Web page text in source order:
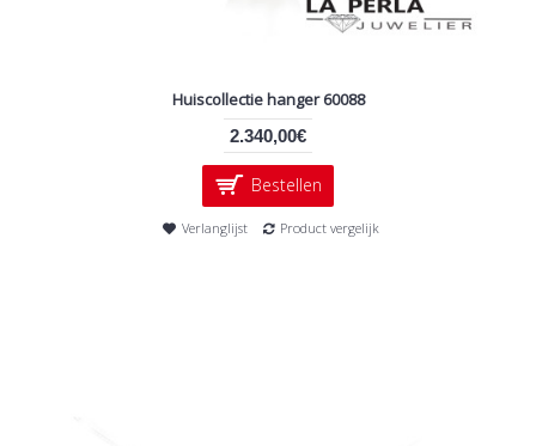
Huiscollectie hanger 60088
2.340,00€
Bestellen
Verlanglijst Product vergelijk